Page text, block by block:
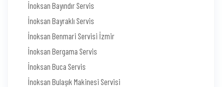
İnoksan Bayındır Servis
İnoksan Bayraklı Servis
İnoksan Benmari Servisi İzmir
İnoksan Bergama Servis
İnoksan Buca Servis
İnoksan Bulaşık Makinesi Servisi